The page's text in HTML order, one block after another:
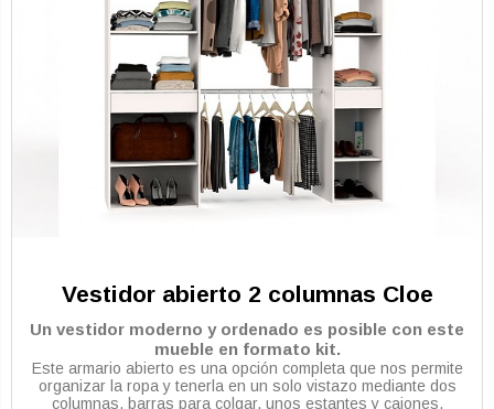
Vestidor abierto 2 columnas Cloe
Un vestidor moderno y ordenado es posible con este
mueble en formato kit.
Este armario abierto es una opción completa que nos permite
organizar la ropa y tenerla en un solo vistazo mediante dos
columnas, barras para colgar, unos estantes y cajones.